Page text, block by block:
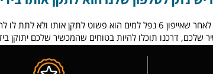
לטלפון שלנו הוא לתקן אותו
כאמור, הדבר הכי חשוב שעלינו לעשות לאחר שאייפון 6 נפל
תוכלו להיות בטוחים שהמכשיר שלכם יתוקן בידיים